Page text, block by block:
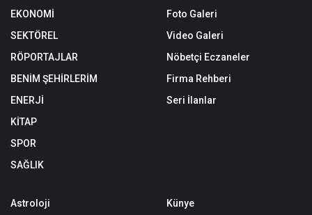
EKONOMİ
SEKTÖREL
RÖPORTAJLAR
BENİM ŞEHİRLERİM
ENERJİ
KİTAP
SPOR
SAĞLIK
Foto Galeri
Video Galeri
Nöbetçi Eczaneler
Firma Rehberi
Seri İlanlar
Astroloji
Künye